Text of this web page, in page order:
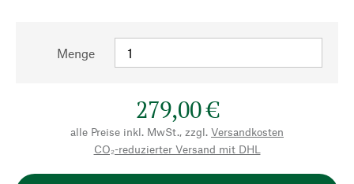
Menge
279,00 €
alle Preise inkl. MwSt., zzgl. Versandkosten
CO₂-reduzierter Versand mit DHL